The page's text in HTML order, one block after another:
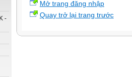
-
Mở trang đăng nhập
Quay trở lại trang trước